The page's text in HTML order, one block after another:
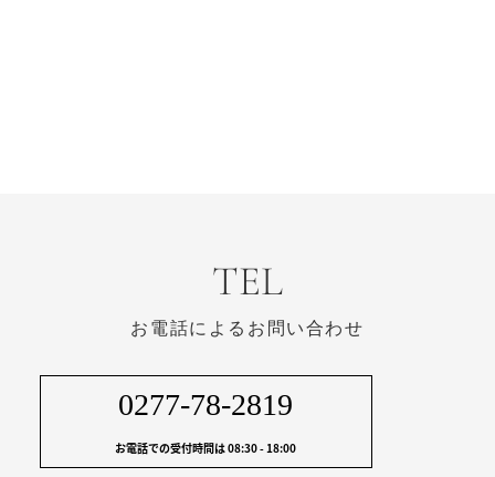
TEL
お電話によるお問い合わせ
0277-78-2819
お電話での受付時間は 08:30 - 18:00